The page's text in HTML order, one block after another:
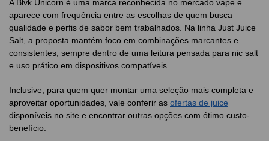
A Blvk Unicorn é uma marca reconhecida no mercado vape e
aparece com frequência entre as escolhas de quem busca
qualidade e perfis de sabor bem trabalhados. Na linha Just Juice
Salt, a proposta mantém foco em combinações marcantes e
consistentes, sempre dentro de uma leitura pensada para nic salt
e uso prático em dispositivos compatíveis.
Inclusive, para quem quer montar uma seleção mais completa e
aproveitar oportunidades, vale conferir as ofertas de juice
disponíveis no site e encontrar outras opções com ótimo custo-
benefício.